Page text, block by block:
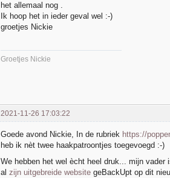
het allemaal nog .
Ik hoop het in ieder geval wel :-)
groetjes Nickie
Groetjes Nickie
2021-11-26 17:03:22
Goede avond Nickie, In de rubriek https://
heb ik nèt twee haakpatroontjes toegevoegd :-)
We hebben het wel ècht heel druk... mijn
al zijn uitgebreide website geBackUpt op dit